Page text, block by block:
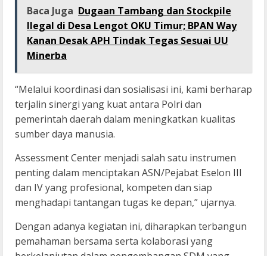
Baca Juga Dugaan Tambang dan Stockpile
Ilegal di Desa Lengot OKU Timur; BPAN Way
Kanan Desak APH Tindak Tegas Sesuai UU
Minerba
“Melalui koordinasi dan sosialisasi ini, kami berharap
terjalin sinergi yang kuat antara Polri dan
pemerintah daerah dalam meningkatkan kualitas
sumber daya manusia.
Assessment Center menjadi salah satu instrumen
penting dalam menciptakan ASN/Pejabat Eselon III
dan IV yang profesional, kompeten dan siap
menghadapi tantangan tugas ke depan,” ujarnya.
Dengan adanya kegiatan ini, diharapkan terbangun
pemahaman bersama serta kolaborasi yang